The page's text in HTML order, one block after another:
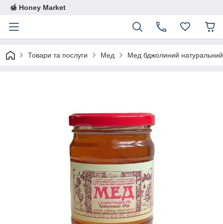
🍯 Honey Market
Товари та послуги Мед Мед бджолиний